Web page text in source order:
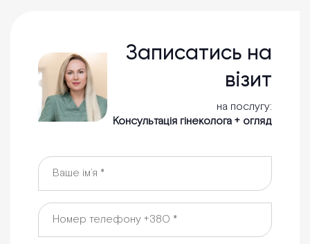
Записатись на
візит
на послугу:
Консультація гінеколога + огляд